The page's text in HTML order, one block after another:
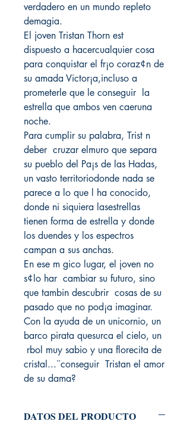
verdadero en un mundo repleto
demagia.
El joven Tristan Thorn est
dispuesto a hacercualquier cosa
para conquistar el fr¡o coraz¢n de
su amada Victor¡a,incluso a
prometerle que le conseguir la
estrella que ambos ven caeruna
noche.
Para cumplir su palabra, Trist n
deber cruzar elmuro que separa
su pueblo del Pa¡s de las Hadas,
un vasto territoriodonde nada se
parece a lo que l ha conocido,
donde ni siquiera lasestrellas
tienen forma de estrella y donde
los duendes y los espectros
campan a sus anchas.
En ese m gico lugar, el joven no
s¢lo har cambiar su futuro, sino
que tambin descubrir cosas de su
pasado que no pod¡a imaginar.
Con la ayuda de un unicornio, un
barco pirata quesurca el cielo, un
rbol muy sabio y una florecita de
cristal...¨conseguir Tristan el amor
de su dama?
DATOS DEL PRODUCTO